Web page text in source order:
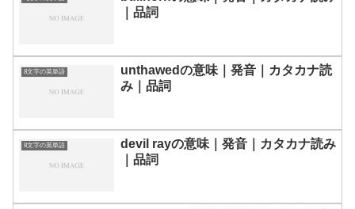
｜品詞
8文字の英単語
unthawedの意味｜発音｜カタカナ読
み｜品詞
8文字の英単語
devil rayの意味｜発音｜カタカナ読み
｜品詞